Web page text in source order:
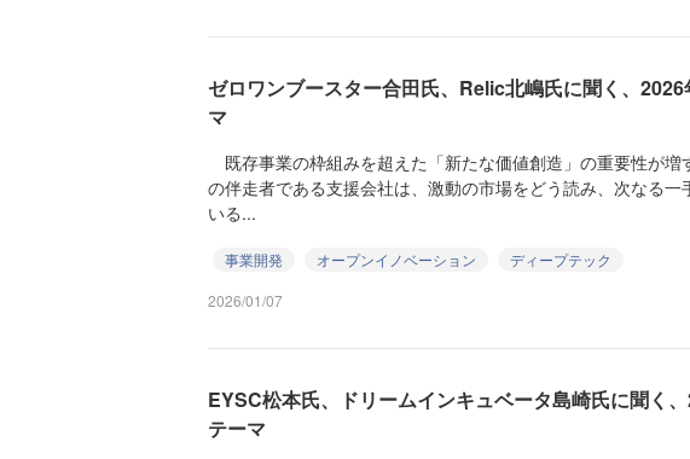
ゼロワンブースター合田氏、Relic北嶋氏に聞く、
マ
既存事業の枠組みを超えた「新たな価値創造」の重要性が増
の伴走者である支援会社は、激動の市場をどう読み、次なる一
いる...
事業開発 オープンイノベーション
ディープテック
2026/01/07
EYSC松本氏、ドリームインキュベータ島崎氏に聞く
テーマ